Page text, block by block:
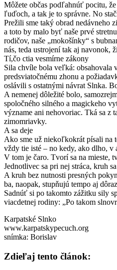
Môžete občas podľahnúť pocitu,
ľuďoch, a tak je to správne. No
Prežili sme taký obrad nedávneho
a toto by malo byť naše prvé
rodičov, naše „mokošínky“ s
nás, teda ustrojení tak aj
Tí,čo ctia vesmírne zákony
Sila chvíle bola veľká: obsahovala
predsviatočnému zhonu a
oslávili s ostatnými návrat Slnka.
A nemenej dôležité bolo,
spoločného silného a magickeho
význame ani nehovoriac. Tká sa z
zimomriavky.
A sa deje
Ako sme už niekoľkokrát písali na
vždy tie isté – no kedy, ako dlho, v
V tom je čaro. Tvorí sa na mieste,
Jednotlivec sa pri nej stráca, kruh
A kruh bez nutnosti presných
ba, naopak, stupňujú tempo aj
Sadnúť si po takomto zážitku sily
viacdetnej rodiny: „Po takom
Karpatské Slnko
www.karpatskypecuch.org
snímka: Borislav
Zdieľaj tento článok: